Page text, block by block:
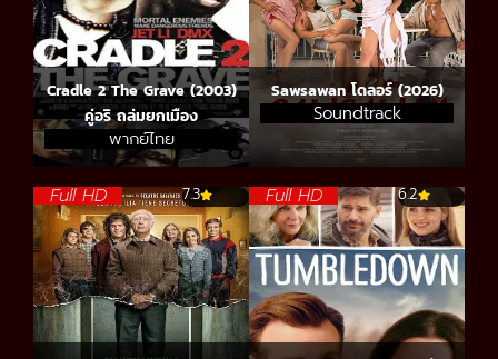
Cradle 2 The Grave (2003)
คู่อริ ถล่มยกเมือง
พากย์ไทย
Sawsawan โดลอร์ (2026)
Soundtrack
Full HD 7.3 Full HD 6.2